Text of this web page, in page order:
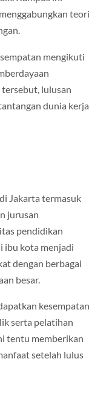
teori
mengikuti
tersebut, lulusan
dunia kerja
Jakarta termasuk
jurusan
pendidikan
ibu kota menjadi
dengan berbagai
besar.
kesempatan
serta pelatihan
tentu memberikan
setelah lulus